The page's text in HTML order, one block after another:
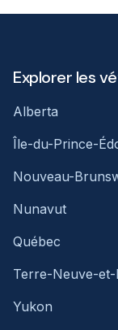
Explorer les
Alberta
Île-du-Prince-
Nouveau-
Nunavut
Québec
Terre-Neuve-
Yukon